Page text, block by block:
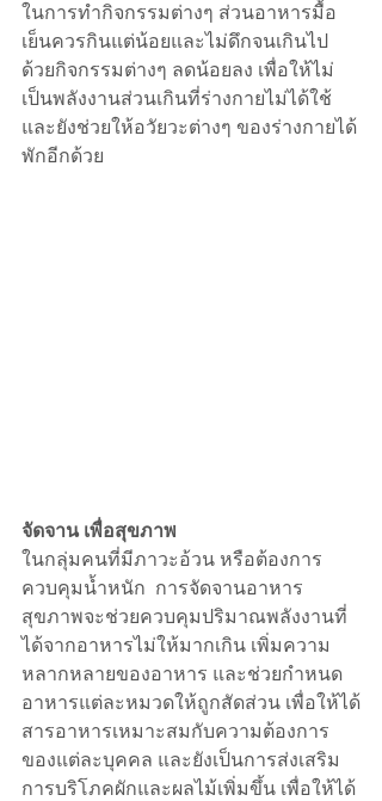
ในการทำกิจกรรมต่างๆ ส่วนอาหารมื้อ
เย็นควรกินแต่น้อยและไม่ดึกจนเกินไป
ด้วยกิจกรรมต่างๆ ลดน้อยลง เพื่อให้ไม่
เป็นพลังงานส่วนเกินที่ร่างกายไม่ได้ใช้
และยังช่วยให้อวัยวะต่างๆ ของร่างกายได้
พักอีกด้วย
จัดจาน เพื่อสุขภาพ
ในกลุ่มคนที่มีภาวะอ้วน หรือต้องการ
ควบคุมน้ำหนัก  การจัดจานอาหาร
สุขภาพจะช่วยควบคุมปริมาณพลังงานที่
ได้จากอาหารไม่ให้มากเกิน เพิ่มความ
หลากหลายของอาหาร และช่วยกำหนด
อาหารแต่ละหมวดให้ถูกสัดส่วน เพื่อให้ได้
สารอาหารเหมาะสมกับความต้องการ
ของแต่ละบุคคล และยังเป็นการส่งเสริม
การบริโภคผักและผลไม้เพิ่มขึ้น เพื่อให้ได้